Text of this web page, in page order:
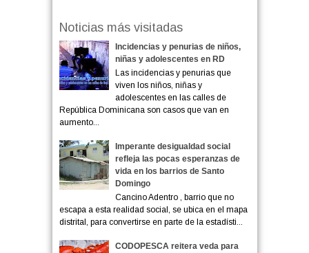
Noticias más visitadas
Incidencias y penurias de niños,
niñas y adolescentes en RD
Las incidencias y penurias que
viven los niños, niñas y
adolescentes en las calles de
República Dominicana son casos que van en
aumento...
Imperante desigualdad social
refleja las pocas esperanzas de
vida en los barrios de Santo
Domingo
Cancino Adentro , barrio que no
escapa a esta realidad social, se ubica en el mapa
distrital, para convertirse en parte de la estadísti...
CODOPESCA reitera veda para